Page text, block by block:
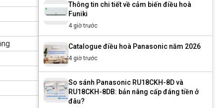
Thông tin chi tiết về cảm biến điều hoà
Funiki
4 giờ trước
Catalogue điều hoà Panasonic năm 2026
4 giờ trước
So sánh Panasonic RU18CKH-8D và
RU18CKH-8DB: bản nâng cấp đáng tiền ở
đâu?